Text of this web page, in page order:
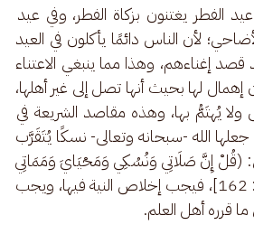
الفطر يغتنون بزكاة الفطر، وفي عيد
لأن الناس دائمًا يأكلون في العيد
إغناءهم، وهذا مما ينبغي الاعتناء
إهمال لها بحيث أنها تصل إلى غير أهلها،
يُهتَمُّ بها، وهذه مقاصد الشريعة في
الله -سبحانه وتعالى- نسكًا يُتَقَرَّب
(قُلْ إِنَّ صَلَاتِي وَنُسُكِي وَمَحْيَايَ وَمَمَاتِي
لِلَّهِ رَبِّ الْعَالَمِينَ)[الأنعام: 162]، فيجب إخلاص النية فيها، ويجب
قرره أهل العلم.